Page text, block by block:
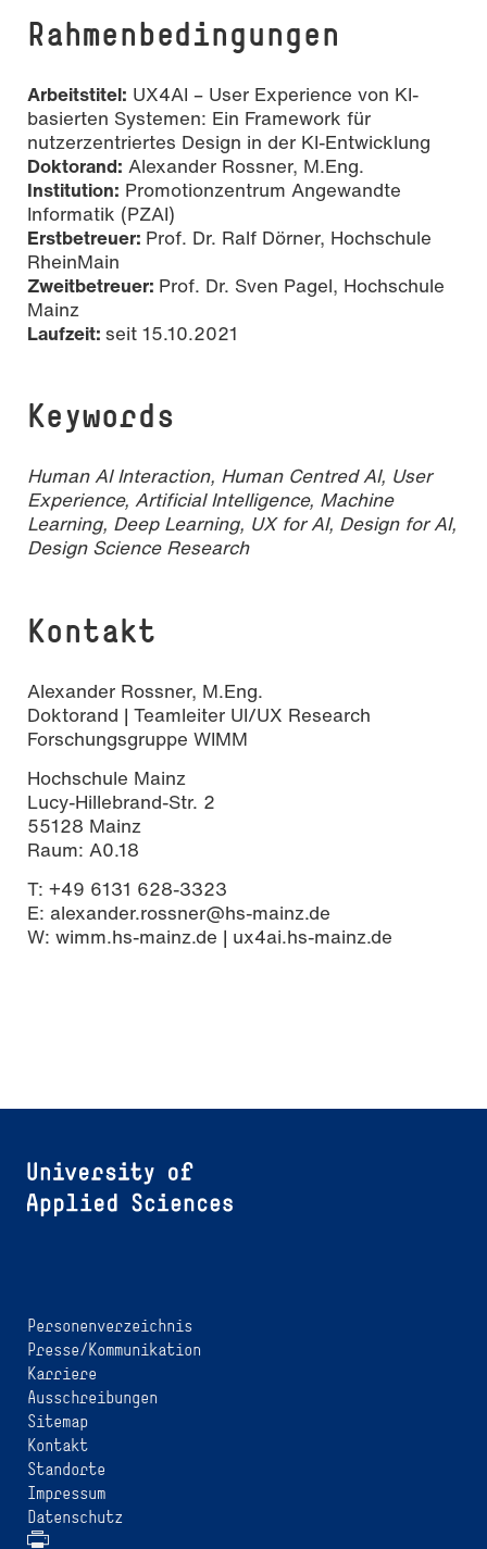
Rah­men­be­din­gungen
Arbeitstitel: UX4AI – User Experience von KI-
basierten Systemen: Ein Framework für
nutzerzentriertes Design in der KI-Entwicklung
Doktorand: Alexander Rossner, M.Eng.
Institution: Promotionzentrum Angewandte
Informatik (PZAI)
Erstbetreuer: Prof. Dr. Ralf Dörner, Hochschule
RheinMain
Zweitbetreuer: Prof. Dr. Sven Pagel, Hochschule
Mainz
Laufzeit: seit 15.10.2021
Keywords
Human AI Interaction, Human Centred AI, User
Experience, Artificial Intelligence, Machine
Learning, Deep Learning, UX for AI, Design for AI,
Design Science Research
Kontakt
Alexander Rossner, M.Eng.
Doktorand | Teamleiter UI/UX Research
Forschungsgruppe WIMM
Hochschule Mainz
Lucy-Hillebrand-Str. 2
55128 Mainz
Raum: A0.18
T: +49 6131 628-3323
E: alexander.rossner@hs-mainz.de
W: wimm.hs-mainz.de | ux4ai.hs-mainz.de
Personenverzeichnis
Presse/Kommunikation
Karriere
Ausschreibungen
Sitemap
Kontakt
Standorte
Impressum
Datenschutz